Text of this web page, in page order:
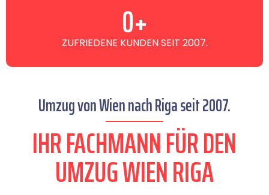
ZUFRIEDENE KUNDEN SEIT 2007.
0+
Umzug von Wien nach Riga seit 2007.
IHR FACHMANN FÜR DEN
UMZUG WIEN RIGA